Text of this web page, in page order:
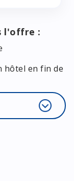
l'offre :
hôtel en fin de